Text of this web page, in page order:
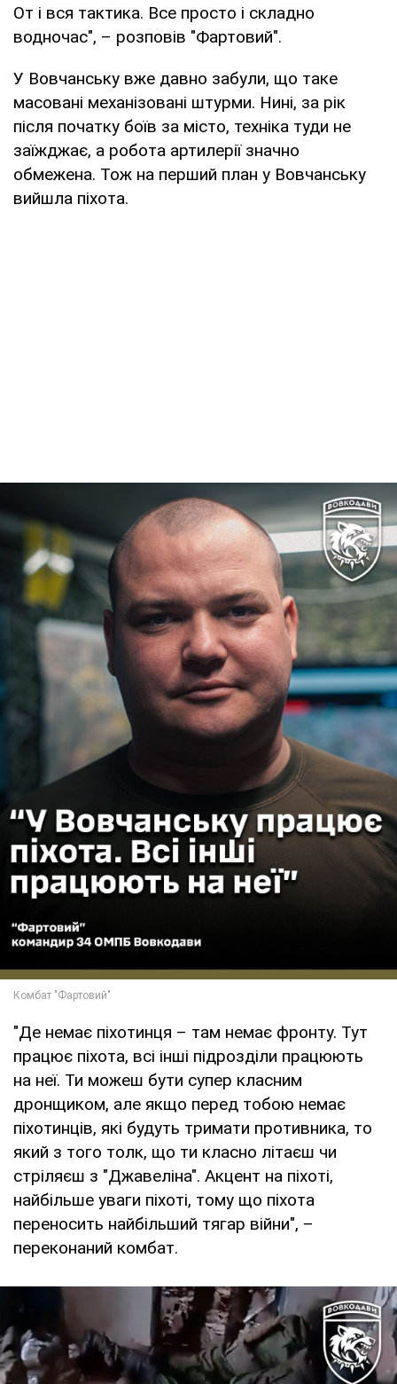
От і вся тактика. Все просто і складно
водночас", – розповів "Фартовий".
У Вовчанську вже давно забули, що таке
масовані механізовані штурми. Нині, за рік
після початку боїв за місто, техніка туди не
заїжджає, а робота артилерії значно
обмежена. Тож на перший план у Вовчанську
вийшла піхота.
"Де немає піхотинця – там немає фронту. Тут
працює піхота, всі інші підрозділи працюють
на неї. Ти можеш бути супер класним
дронщиком, але якщо перед тобою немає
піхотинців, які будуть тримати противника, то
який з того толк, що ти класно літаєш чи
стріляєш з "Джавеліна". Акцент на піхоті,
найбільше уваги піхоті, тому що піхота
переносить найбільший тягар війни", –
переконаний комбат.